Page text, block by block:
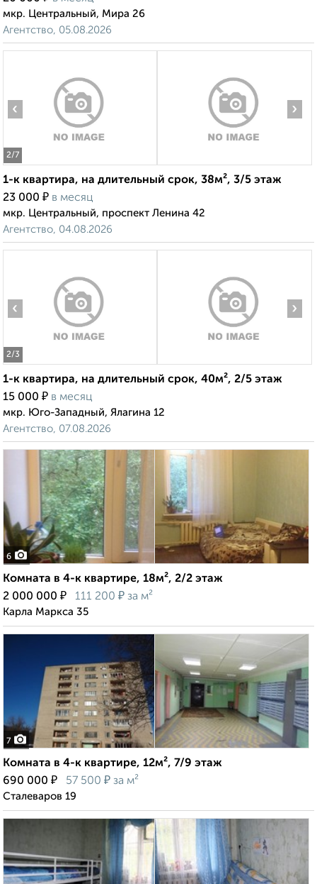
мкр. Центральный, Мира 26
Агентство, 05.08.2026
2/7
‹ ›
1-к квартира, на длительный срок, 38м², 3/5 этаж
23 000 ₽ в месяц
мкр. Центральный, проспект Ленина 42
Агентство, 04.08.2026
2/3
‹ ›
1-к квартира, на длительный срок, 40м², 2/5 этаж
15 000 ₽ в месяц
мкр. Юго-Западный, Ялагина 12
Агентство, 07.08.2026
6
Комната в 4-к квартире, 18м², 2/2 этаж
2 000 000 ₽ 111 200 ₽ за м²
Карла Маркса 35
7
Комната в 4-к квартире, 12м², 7/9 этаж
690 000 ₽ 57 500 ₽ за м²
Сталеваров 19